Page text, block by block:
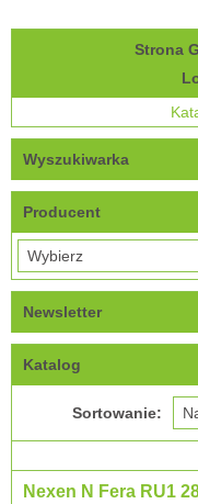
Strona
Wyszukiwarka
Producent
Newsletter
Katalog
Sortowanie:
Nexen N Fera RU1